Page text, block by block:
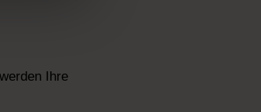
Ihre